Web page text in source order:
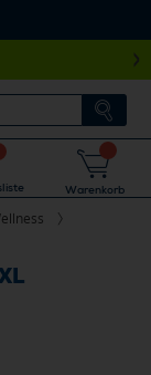
Warenkorb